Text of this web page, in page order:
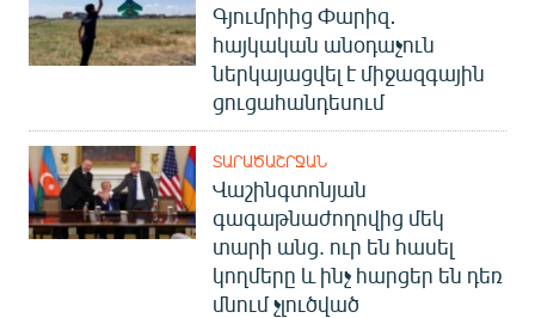
Գյումրիից Փարիզ․
հայկական անօդաչուն
ներկայացվել է միջազգային
ցուցահանդեսում
ՏԱՐԱԾԱՇՐՋԱՆ
Վաշինգտոնյան
գագաթնաժողովից մեկ
տարի անց. ուր են հասել
կողմերը և ինչ հարցեր են դեռ
մնում չլուծված